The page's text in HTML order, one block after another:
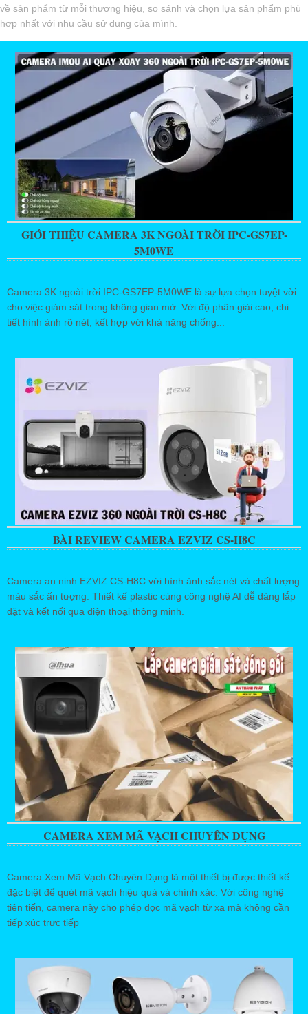
về sản phẩm từ mỗi thương hiệu, so sánh và chọn lựa sản phẩm phù
hợp nhất với nhu cầu sử dụng của mình.
GIỚI THIỆU CAMERA 3K NGOÀI TRỜI IPC-GS7EP-
5M0WE
Camera 3K ngoài trời IPC-GS7EP-5M0WE là sự lựa chọn tuyệt vời
cho việc giám sát trong không gian mở. Với độ phân giải cao, chi
tiết hình ảnh rõ nét, kết hợp với khả năng chống...
BÀI REVIEW CAMERA EZVIZ CS-H8C
Camera an ninh EZVIZ CS-H8C với hình ảnh sắc nét và chất lượng
màu sắc ấn tượng. Thiết kế plastic cùng công nghệ AI dễ dàng lắp
đặt và kết nối qua điện thoại thông minh.
CAMERA XEM MÃ VẠCH CHUYÊN DỤNG
Camera Xem Mã Vạch Chuyên Dụng là một thiết bị được thiết kế
đặc biệt để quét mã vạch hiệu quả và chính xác. Với công nghệ
tiên tiến, camera này cho phép đọc mã vạch từ xa mà không cần
tiếp xúc trực tiếp